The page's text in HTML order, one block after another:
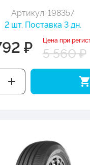
Артикул: 198357
2 шт. Поставка 3 дн.
₽ Цена при
5 560 ₽